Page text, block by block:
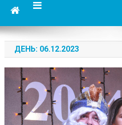
ДЕНЬ: 06.12.2023